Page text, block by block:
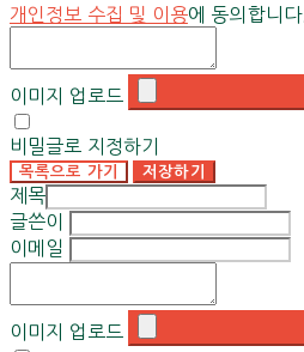
개인정보 수집 및 이용에 동의합니다.
이미지 업로드
비밀글로 지정하기
목록으로 가기 저장하기
제목
글쓴이
이메일
이미지 업로드